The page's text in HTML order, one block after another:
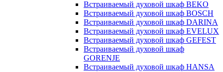
Встраиваемый духовой шкаф BEKO
Встраиваемый духовой шкаф BOSCH
Встраиваемый духовой шкаф DARINA
Встраиваемый духовой шкаф EVELUX
Встраиваемый духовой шкаф GEFEST
Встраиваемый духовой шкаф
GORENJE
Встраиваемый духовой шкаф HANSA